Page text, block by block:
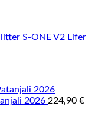
S-ONE V2 Lifer
2026 224,90 €